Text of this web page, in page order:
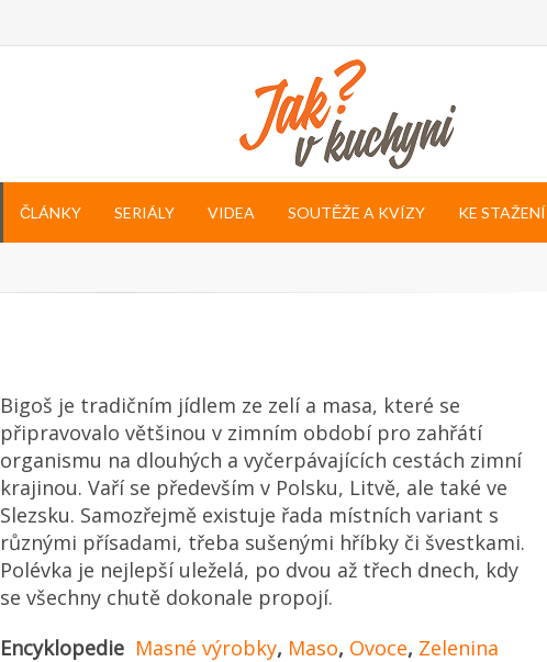
ČLÁNKY SERIÁLY VIDEA SOUTĚŽE A KVÍZY KE STAŽENÍ
Bigoš je tradičním jídlem ze zelí a masa, které se
připravovalo většinou v zimním období pro zahřátí
organismu na dlouhých a vyčerpávajících cestách zimní
krajinou. Vaří se především v Polsku, Litvě, ale také ve
Slezsku. Samozřejmě existuje řada místních variant s
různými přísadami, třeba sušenými hříbky či švestkami.
Polévka je nejlepší uleželá, po dvou až třech dnech, kdy
se všechny chutě dokonale propojí.
Encyklopedie Masné výrobky, Maso, Ovoce, Zelenina